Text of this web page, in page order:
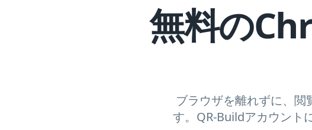
無料の
ブラウザを離れずに、閲
す。QR-Buildアカウント